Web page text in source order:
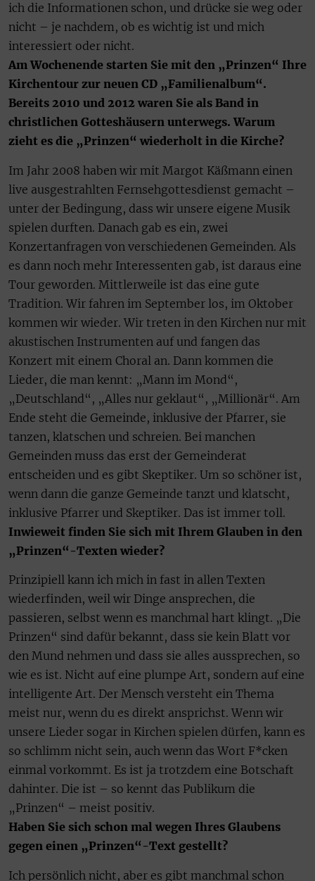
ich die Informationen schon, und drücke sie weg oder
nicht – je nachdem, ob es wichtig ist und mich
interessiert oder nicht.
Am Wochenende starten Sie mit den „Prinzen“ Ihre
Kirchentour zur neuen CD „Familienalbum“.
Bereits 2010 und 2012 waren Sie als Band in
christlichen Gotteshäusern unterwegs. Warum
zieht es die „Prinzen“ wiederholt in die Kirche?
Im Jahr 2008 haben wir mit Margot Käßmann einen
live ausgestrahlten Fernsehgottesdienst gemacht –
unter der Bedingung, dass wir unsere eigene Musik
spielen durften. Danach gab es ein, zwei
Konzertanfragen von verschiedenen Gemeinden. Als
es dann noch mehr Interessenten gab, ist daraus eine
Tour geworden. Mittlerweile ist das eine gute
Tradition. Wir fahren im September los, im Oktober
kommen wir wieder. Wir treten in den Kirchen nur mit
akustischen Instrumenten auf und fangen das
Konzert mit einem Choral an. Dann kommen die
Lieder, die man kennt: „Mann im Mond“,
„Deutschland“, „Alles nur geklaut“, „Millionär“. Am
Ende steht die Gemeinde, inklusive der Pfarrer, sie
tanzen, klatschen und schreien. Bei manchen
Gemeinden muss das erst der Gemeinderat
entscheiden und es gibt Skeptiker. Um so schöner ist,
wenn dann die ganze Gemeinde tanzt und klatscht,
inklusive Pfarrer und Skeptiker. Das ist immer toll.
Inwieweit finden Sie sich mit Ihrem Glauben in den
„Prinzen“-Texten wieder?
Prinzipiell kann ich mich in fast in allen Texten
wiederfinden, weil wir Dinge ansprechen, die
passieren, selbst wenn es manchmal hart klingt. „Die
Prinzen“ sind dafür bekannt, dass sie kein Blatt vor
den Mund nehmen und dass sie alles aussprechen, so
wie es ist. Nicht auf eine plumpe Art, sondern auf eine
intelligente Art. Der Mensch versteht ein Thema
meist nur, wenn du es direkt ansprichst. Wenn wir
unsere Lieder sogar in Kirchen spielen dürfen, kann es
so schlimm nicht sein, auch wenn das Wort F*cken
einmal vorkommt. Es ist ja trotzdem eine Botschaft
dahinter. Die ist – so kennt das Publikum die
„Prinzen“ – meist positiv.
Haben Sie sich schon mal wegen Ihres Glaubens
gegen einen „Prinzen“-Text gestellt?
Ich persönlich nicht, aber es gibt manchmal schon